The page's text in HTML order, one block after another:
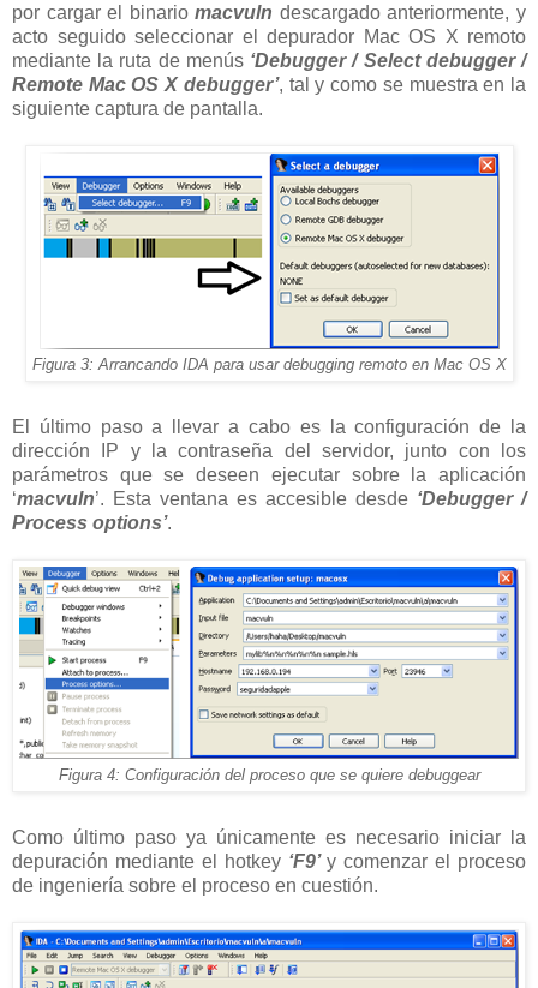
por cargar el binariomacvuln descargado anteriormente, y
acto seguido seleccionar el depurador Mac OS X remoto
mediante la ruta de menús ‘Debugger / Select debugger /
Remote Mac OS X debugger’, tal y como se muestra en la
siguiente captura de pantalla.
Figura 3: Arrancando IDA para usar debugging remoto en Mac OS X
El último paso a llevar a cabo es la configuración de la
dirección IP y la contraseña del servidor, junto con los
parámetros que se deseen ejecutar sobre la aplicación
‘macvuln’. Esta ventana es accesible desde ‘Debugger /
Process options’.
Figura 4: Configuración del proceso que se quiere debuggear
Como último paso ya únicamente es necesario iniciar la
depuración mediante el hotkey ‘F9’y comenzar el proceso
de ingeniería sobre el proceso en cuestión.